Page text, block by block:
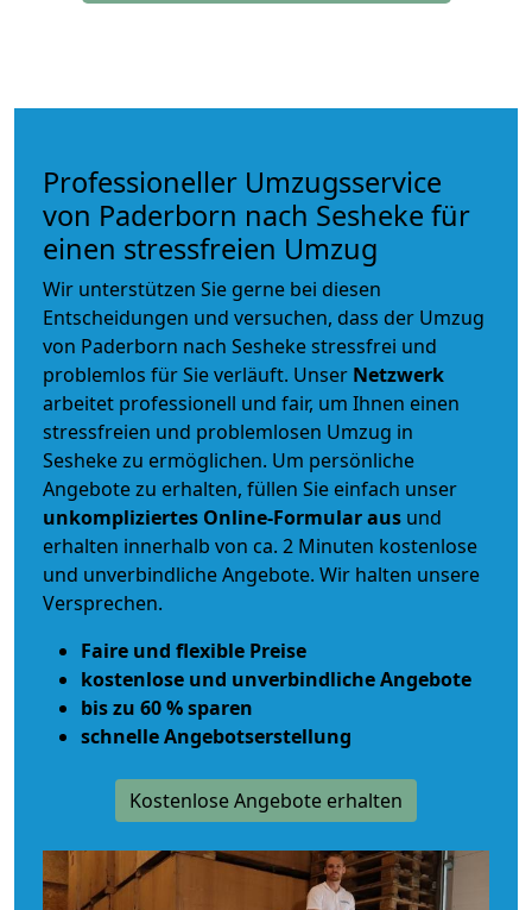
Professioneller Umzugsservice
von Paderborn nach Sesheke für
einen stressfreien Umzug
Wir unterstützen Sie gerne bei diesen
Entscheidungen und versuchen, dass der Umzug
von Paderborn nach Sesheke stressfrei und
problemlos für Sie verläuft. Unser Netzwerk
arbeitet professionell und fair, um Ihnen einen
stressfreien und problemlosen Umzug in
Sesheke zu ermöglichen. Um persönliche
Angebote zu erhalten, füllen Sie einfach unser
unkompliziertes Online-Formular aus und
erhalten innerhalb von ca. 2 Minuten kostenlose
und unverbindliche Angebote. Wir halten unsere
Versprechen.
Faire und flexible Preise
kostenlose und unverbindliche Angebote
bis zu 60 % sparen
schnelle Angebotserstellung
Kostenlose Angebote erhalten